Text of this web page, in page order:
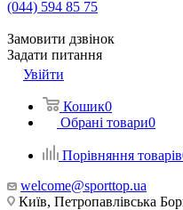
(044) 594 85 75
Замовити дзвінок
Задати питання
Увійти
Кошик0
Обрані товари0
Порівняння товарів
welcome@sporttop.ua
Київ, Петропавлівська